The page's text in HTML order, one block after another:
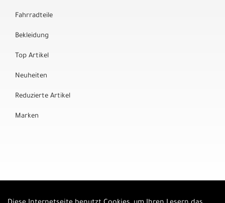
Fahrradteile
Bekleidung
Top Artikel
Neuheiten
Reduzierte Artikel
Marken